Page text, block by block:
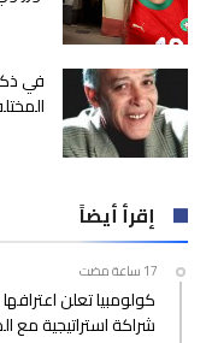
في
إقرأ أيضاً
كولومبيا تعلن
شراكة استراتيجية مع